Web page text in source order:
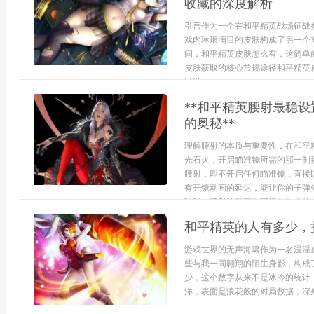
收藏的深度解析
引言作为一个在和平精英战场征
戏内琳琅满目的皮肤构成了另一
问，和平精英皮肤怎么有，这简
皮肤获取的核心常规途径和平精
过游...
**和平精英腰射最稳
的奥秘**
理解腰射的本质与重要性，在和
光石火，开启瞄准镜所需的那一
腰射，即不开启任何瞄准镜，直
有开镜动画的延迟，能让你的子
啄时，腰射的稳定性直接关乎你的
和平精英的人有多少
游戏世界的无声海啸作为一名浸
些与我一同翱翔的陌生身影，构
少，这个数字从来不是冰冷的统
洋，表面是浪花般的对局数据，深